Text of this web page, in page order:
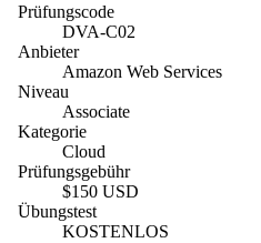
Prüfungscode
DVA-C02
Anbieter
Amazon Web Services
Niveau
Associate
Kategorie
Cloud
Prüfungsgebühr
$150 USD
Übungstest
KOSTENLOS